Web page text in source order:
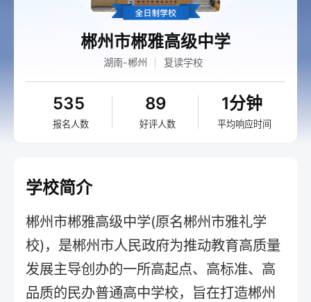
郴州市郴雅高级中学
湖南-郴州 复读学校
535
报名人数
89
好评人数
1分钟
平均响应时间
学校简介
郴州市郴雅高级中学(原名郴州市雅礼学
校)，是郴州市人民政府为推动教育高质量
发展主导创办的一所高起点、高标准、高
品质的民办普通高中学校，旨在打造郴州